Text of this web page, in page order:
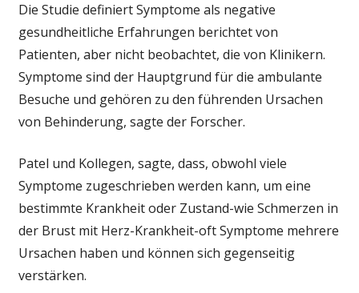
Die Studie definiert Symptome als negative
gesundheitliche Erfahrungen berichtet von
Patienten, aber nicht beobachtet, die von Klinikern.
Symptome sind der Hauptgrund für die ambulante
Besuche und gehören zu den führenden Ursachen
von Behinderung, sagte der Forscher.
Patel und Kollegen, sagte, dass, obwohl viele
Symptome zugeschrieben werden kann, um eine
bestimmte Krankheit oder Zustand-wie Schmerzen in
der Brust mit Herz-Krankheit-oft Symptome mehrere
Ursachen haben und können sich gegenseitig
verstärken.